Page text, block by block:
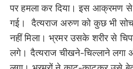
पर हमला कर दिया। इस आक्रमण
गई। दैत्यराज अरुण को कुछ भी
नहीं मिला। भ्रमर उसके शरीर से
लगे। दैत्यराज चीखने-चिल्लाने लगा